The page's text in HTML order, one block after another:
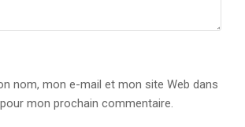
nom, mon e-mail et mon site Web dans
mon prochain commentaire.